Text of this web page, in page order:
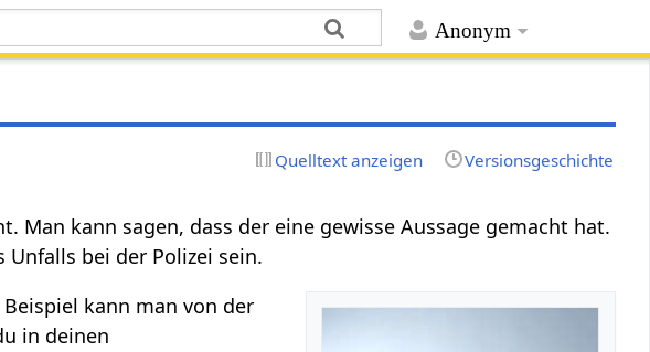
Anonym
Quelltext anzeigen Versionsgeschichte
Man kann sagen, dass der eine gewisse Aussage gemacht hat.
Unfalls bei der Polizei sein.
kann man von der
in deinen